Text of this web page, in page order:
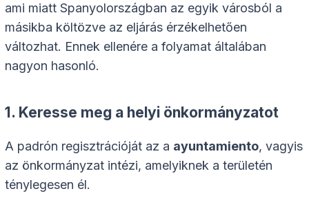
ami miatt Spanyolországban az egyik városból a
másikba költözve az eljárás érzékelhetően
változhat. Ennek ellenére a folyamat általában
nagyon hasonló.
1. Keresse meg a helyi önkormányzatot
A padrón regisztrációját az a ayuntamiento, vagyis
az önkormányzat intézi, amelyiknek a területén
ténylegesen él.